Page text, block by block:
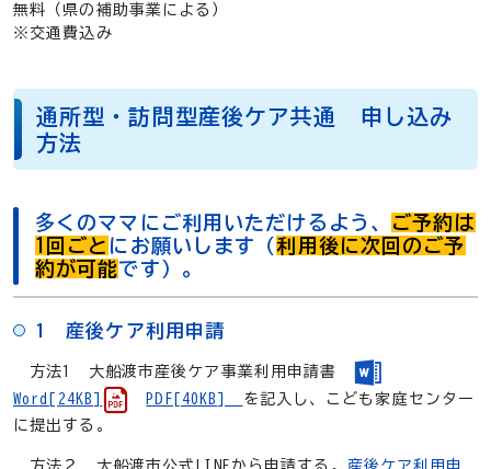
無料（県の補助事業による）
※交通費込み
通所型・訪問型産後ケア共通 申し込み
方法
多くのママにご利用いただけるよう、
ご予約は
1回ごと にお願いします（ 利用後に次回のご予
約が可能です）。
1 産後ケア利用申請
方法1 大船渡市産後ケア事業利用申請書
Word[24KB]
PDF[40KB]
を記入し、こども家庭センター
に提出する。
方法２ 大船渡市公式LINEから申請する。 産後ケア利用申